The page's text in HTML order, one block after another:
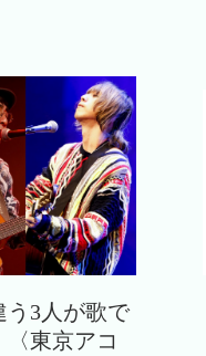
う3人が歌で
東京アコ